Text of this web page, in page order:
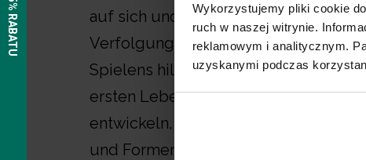
Wykorzystujemy pliki cookie
ruch w naszej witrynie.
reklamowym i analitycznym.
uzyskanymi podczas
auf sich und fördern die visuelle
Verfolgung. Diese natürliche Form
Spielens hilft Ihrem Kind, schon in den
ersten Lebensmonaten die Fähigkeit
entwickeln, Bewegungen zu verfolgen
und Formen und Farben zu